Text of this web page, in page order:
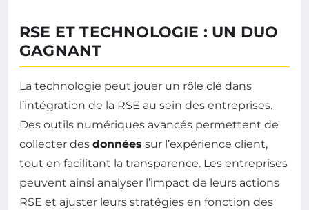
RSE ET TECHNOLOGIE : UN DUO
GAGNANT
La technologie peut jouer un rôle clé dans
l’intégration de la RSE au sein des entreprises.
Des outils numériques avancés permettent de
collecter des données sur l’expérience client,
tout en facilitant la transparence. Les entreprises
peuvent ainsi analyser l’impact de leurs actions
RSE et ajuster leurs stratégies en fonction des